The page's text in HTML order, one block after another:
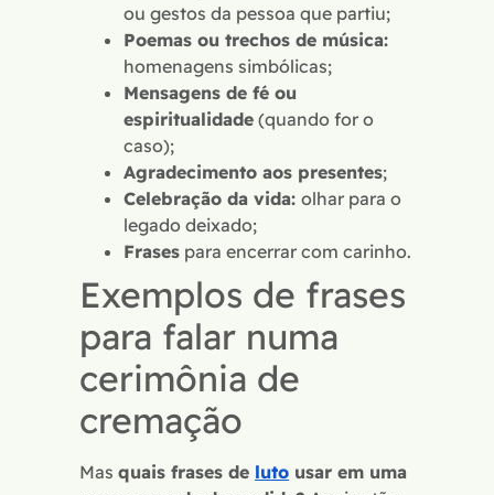
ou gestos da pessoa que partiu;
Poemas ou trechos de música:
homenagens simbólicas;
Mensagens de fé ou
espiritualidade (quando for o
caso);
Agradecimento aos presentes;
Celebração da vida: olhar para o
legado deixado;
Frases para encerrar com carinho.
Exemplos de frases
para falar numa
cerimônia de
cremação
Mas quais frases de luto usar em uma